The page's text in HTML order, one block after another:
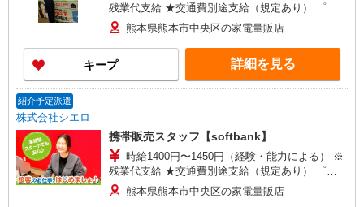
残業代支給 ★交通費別途支給（規定あり） ゜
+゜・。○。・゜+゜・。○。・゜+゜ 入社祝い金10
万円支給(規定有) お友達を紹介頂くと, インセンテ
ィブ支給(規定有) ★月2回払い・週払い可能（規程
有）★ ゜・。○。・゜+゜・。○。・゜+゜
熊本県熊本市中央区の家電量販店
キープ 詳細を見る
紹介予定派遣
株式会社シエロ
携帯販売スタッフ【softbank】
時給1400円〜1450円（経験・能力による） ※
残業代支給 ★交通費別途支給（規定あり） ゜
+゜・。○。・゜+゜・。○。・゜+゜ 入社祝い金10
万円支給(規定有) お友達を紹介頂くと, インセンテ
熊本県熊本市中央区の家電量販店